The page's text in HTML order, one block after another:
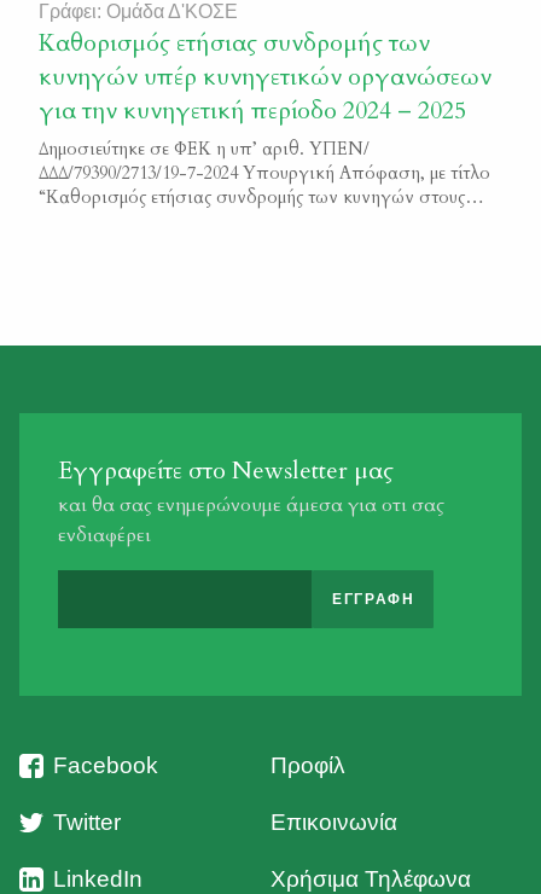
πετροκούναβα χαρακτηρίστηκε βάση της προέλευσής
του, σε έξι διακριτές κατηγορίες (θηλαστικά, πουλιά,
φυτά, αρθρόποδα, ερπετά- αμφίβια και άλλα). Τα
δείγματα συλλέχθηκαν από διάφορες περιοχές όπου
ασκείται […]
Γράφει: Ομάδα Δ'ΚΟΣΕ
Καθορισμός ετήσιας συνδρομής των
κυνηγών υπέρ κυνηγετικών οργανώσεων
για την κυνηγετική περίοδο 2024 – 2025
Δημοσιεύτηκε σε ΦΕΚ η υπ’ αριθ. ΥΠΕΝ/
ΔΔΔ/79390/2713/19-7-2024 Υπουργική Απόφαση, με τίτλο
“Καθορισμός ετήσιας συνδρομής των κυνηγών στους
Εγγραφείτε στο Newsletter μας
και θα σας ενημερώνουμε άμεσα για οτι σας
ενδιαφέρει
Facebook
Twitter
LinkedIn
Προφίλ
Επικοινωνία
Χρήσιμα Τηλέφωνα